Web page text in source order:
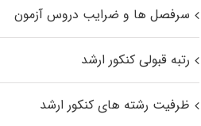
سرفصل ها و ضرایب دروس آزمون
رتبه قبولی کنکور ارشد
ظرفیت رشته های کنکور ارشد